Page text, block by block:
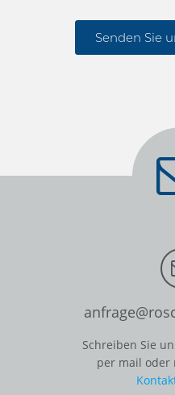
Senden Sie
Schreiben Sie
per mail oder